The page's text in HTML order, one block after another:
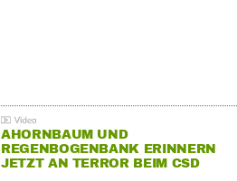
AHORNBAUM UND
REGENBOGENBANK ERINNERN
JETZT AN TERROR BEIM CSD